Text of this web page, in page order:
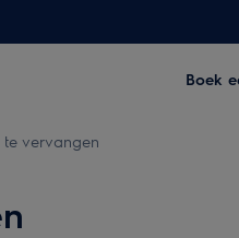
Boek
vervangen